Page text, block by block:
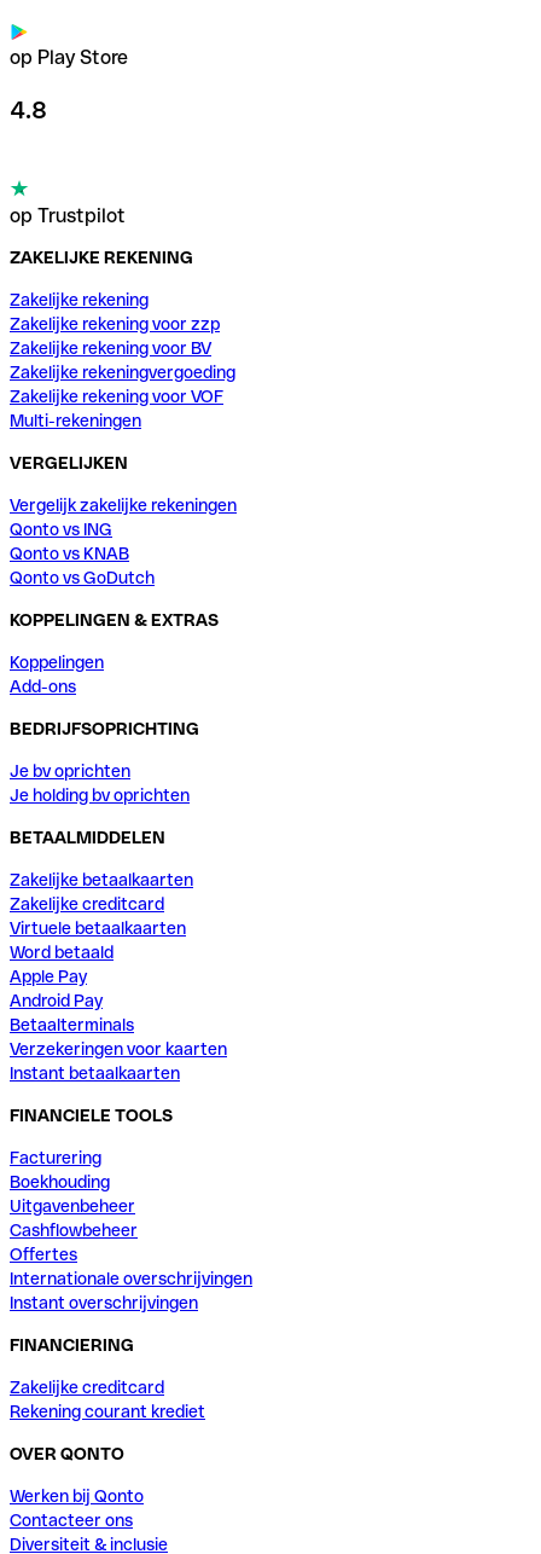
op Play Store
4.8
op Trustpilot
ZAKELIJKE REKENING
Zakelijke rekening
Zakelijke rekening voor zzp
Zakelijke rekening voor BV
Zakelijke rekeningvergoeding
Zakelijke rekening voor VOF
Multi-rekeningen
VERGELIJKEN
Vergelijk zakelijke rekeningen
Qonto vs ING
Qonto vs KNAB
Qonto vs GoDutch
KOPPELINGEN & EXTRAS
Koppelingen
Add-ons
BEDRIJFSOPRICHTING
Je bv oprichten
Je holding bv oprichten
BETAALMIDDELEN
Zakelijke betaalkaarten
Zakelijke creditcard
Virtuele betaalkaarten
Word betaald
Apple Pay
Android Pay
Betaalterminals
Verzekeringen voor kaarten
Instant betaalkaarten
FINANCIELE TOOLS
Facturering
Boekhouding
Uitgavenbeheer
Cashflowbeheer
Offertes
Internationale overschrijvingen
Instant overschrijvingen
FINANCIERING
Zakelijke creditcard
Rekening courant krediet
OVER QONTO
Werken bij Qonto
Contacteer ons
Diversiteit & inclusie